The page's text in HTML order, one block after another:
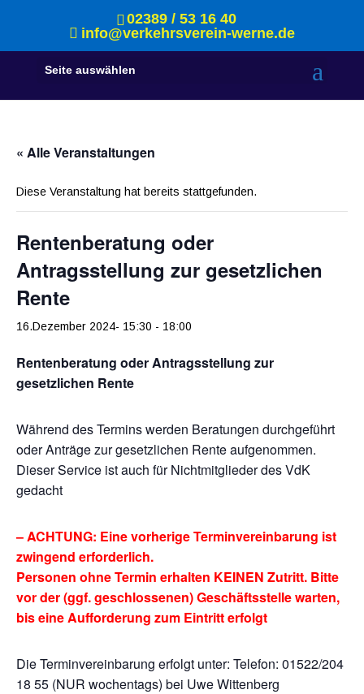
02389 / 53 16 40
info@verkehrsverein-werne.de
Seite auswählen
« Alle Veranstaltungen
Diese Veranstaltung hat bereits stattgefunden.
Rentenberatung oder
Antragsstellung zur gesetzlichen
Rente
16.Dezember 2024- 15:30 - 18:00
Rentenberatung oder Antragsstellung zur
gesetzlichen Rente
Während des Termins werden Beratungen durchgeführt
oder Anträge zur gesetzlichen Rente aufgenommen.
Dieser Service ist auch für Nichtmitglieder des VdK
gedacht
– ACHTUNG: Eine vorherige Terminvereinbarung ist
zwingend erforderlich.
Personen ohne Termin erhalten KEINEN Zutritt. Bitte
vor der (ggf. geschlossenen) Geschäftsstelle warten,
bis eine Aufforderung zum Eintritt erfolgt
Die Terminvereinbarung erfolgt unter: Telefon: 01522/204
18 55 (NUR wochentags) bei Uwe Wittenberg